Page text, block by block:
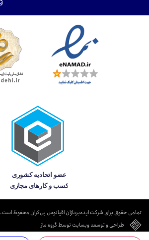
تمامی حقوق برای شرکت ایده‌پردازان اقیانوس بی‌کران محفوظ است.
طراحی و توسعه وبسایت توسط گروه ماز